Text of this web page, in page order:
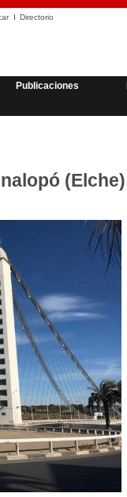
Directorio
Publicaciones
(Elche)